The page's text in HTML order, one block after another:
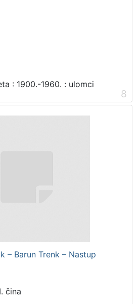
: 1900.-1960. : ulomci
8
– Barun Trenk – Nastup
čina